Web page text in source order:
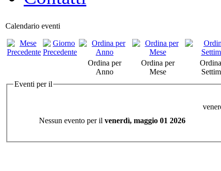
Calendario eventi
Ordina per
Anno
Ordina per
Mese
Eventi per il
Nessun evento per il venerdì, maggio 01 2026